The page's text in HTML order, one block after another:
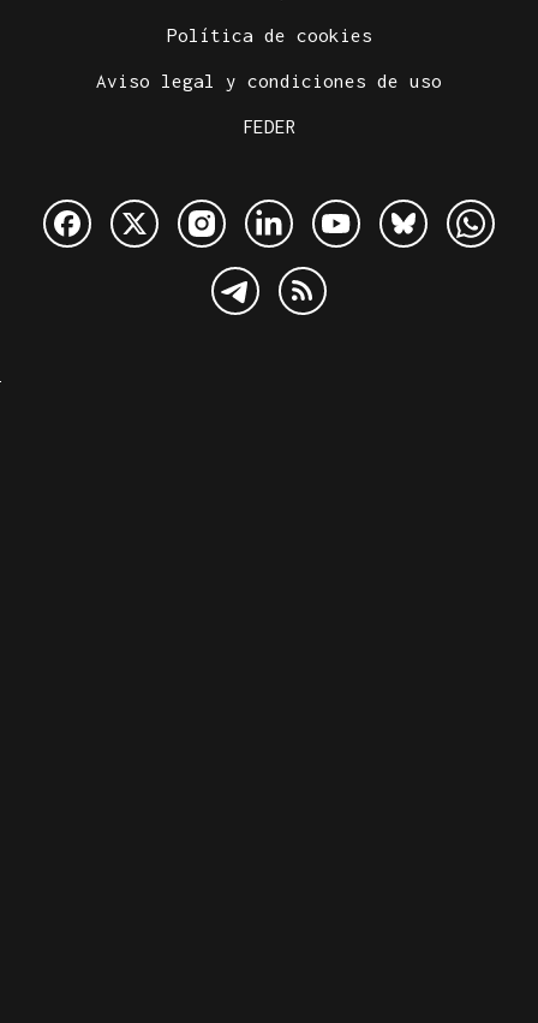
Política de cookies
Aviso legal y condiciones de uso
FEDER